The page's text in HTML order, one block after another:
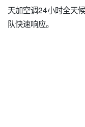
天加空调24小时全天
队快速响应。